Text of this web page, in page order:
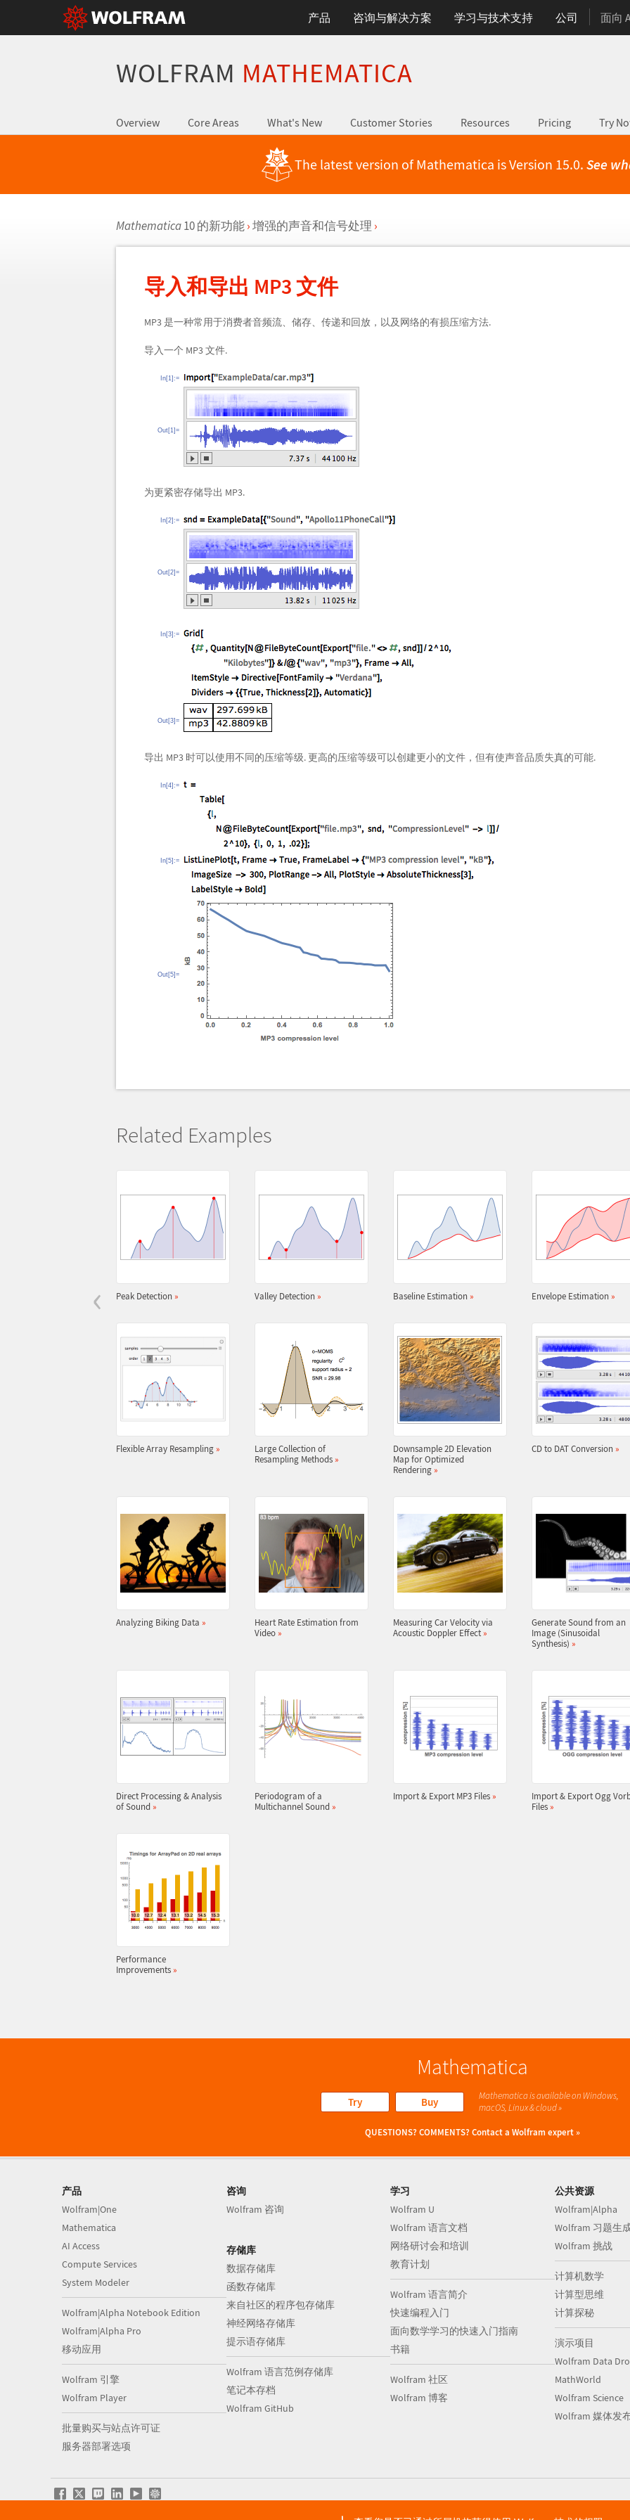
产品 咨询与解决方案 学习与技术支持 公司 面向
WOLFRAM MATHEMATICA
Overview Core Areas What's New Customer Stories Resources Pricing Try
The latest version of Mathematica is Version 15.0. See
Mathematica10 的新功能 ›增强的声音和信号处理 ›
‹
导入和导出 MP3 文件
MP3 是一种常用于消费者音频流、储存、传递和回放，以及网络的有损压缩方法.
导入一个 MP3 文件.
In[1]:=
Out[1]=
为更紧密存储导出 MP3.
In[2]:=
Out[2]=
In[3]:=
Out[3]=
导出 MP3 时可以使用不同的压缩等级. 更高的压缩等级可以创建更小的文件，但有使声音品质失真的可能.
In[4]:=
In[5]:=
Out[5]=
Related Examples
Peak Detection » Valley Detection » Baseline Estimation » Envelope Estimation »
Flexible Array Resampling »
Large Collection of
Resampling Methods »
Downsample 2D Elevation
Map for Optimized
Rendering »
CD to DAT Conversion »
Analyzing Biking Data »
Heart Rate Estimation from
Video »
Measuring Car Velocity via
Acoustic Doppler Effect »
Generate Sound from an
Image (Sinusoidal
Synthesis) »
Direct Processing & Analysis
of Sound »
Periodogram of a
Multichannel Sound »
Import & Export MP3 Files »
Import & Export Ogg
Files »
Performance
Improvements »
Mathematica
Try Buy
Mathematica is available on Windows,
macOS, Linux & cloud »
QUESTIONS? COMMENTS?Contact a Wolfram expert »
产品
Wolfram|One
Mathematica
AI Access
Compute Services
System Modeler
Wolfram|Alpha Notebook Edition
Wolfram|Alpha Pro
移动应用
Wolfram 引擎
Wolfram Player
批量购买与站点许可证
服务器部署选项
咨询
Wolfram 咨询
存储库
数据存储库
函数存储库
来自社区的程序包存储库
神经网络存储库
提示语存储库
Wolfram 语言范例存储库
笔记本存档
Wolfram GitHub
学习
Wolfram U
Wolfram 语言文档
网络研讨会和培训
教育计划
Wolfram 语言简介
快速编程入门
面向数学学习的快速入门指南
书籍
Wolfram 社区
Wolfram 博客
公共资源
Wolfram|Alpha
Wolfram 习题生
Wolfram 挑战
计算机数学
计算型思维
计算探秘
演示项目
Wolfram Data
MathWorld
Wolfram Science
Wolfram 媒体发